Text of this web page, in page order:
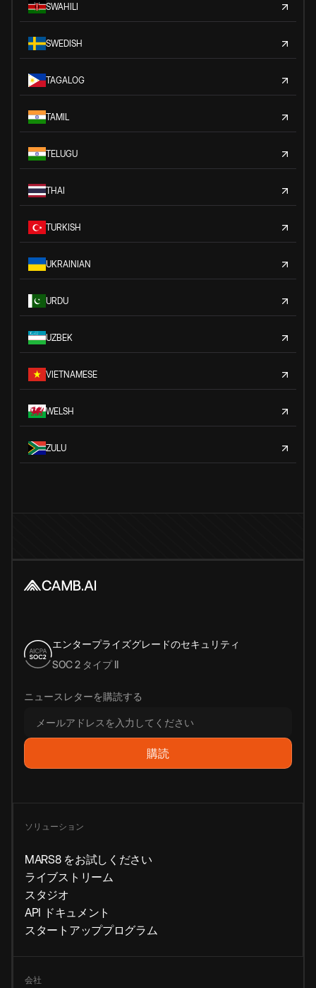
SWAHILI
SWEDISH
TAGALOG
TAMIL
TELUGU
THAI
TURKISH
UKRAINIAN
URDU
UZBEK
VIETNAMESE
WELSH
ZULU
エンタープライズグレードのセキュリティ
SOC 2 タイプ II
ニュースレターを購読する
ソリューション
MARS8 をお試しください
ライブストリーム
スタジオ
API ドキュメント
スタートアッププログラム
会社